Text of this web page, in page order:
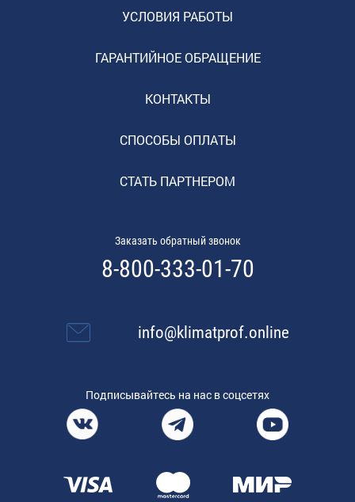
УСЛОВИЯ РАБОТЫ
ГАРАНТИЙНОЕ ОБРАЩЕНИЕ
КОНТАКТЫ
СПОСОБЫ ОПЛАТЫ
СТАТЬ ПАРТНЕРОМ
Заказать обратный звонок
8-800-333-01-70
info@klimatprof.online
Подписывайтесь на нас в соцсетях